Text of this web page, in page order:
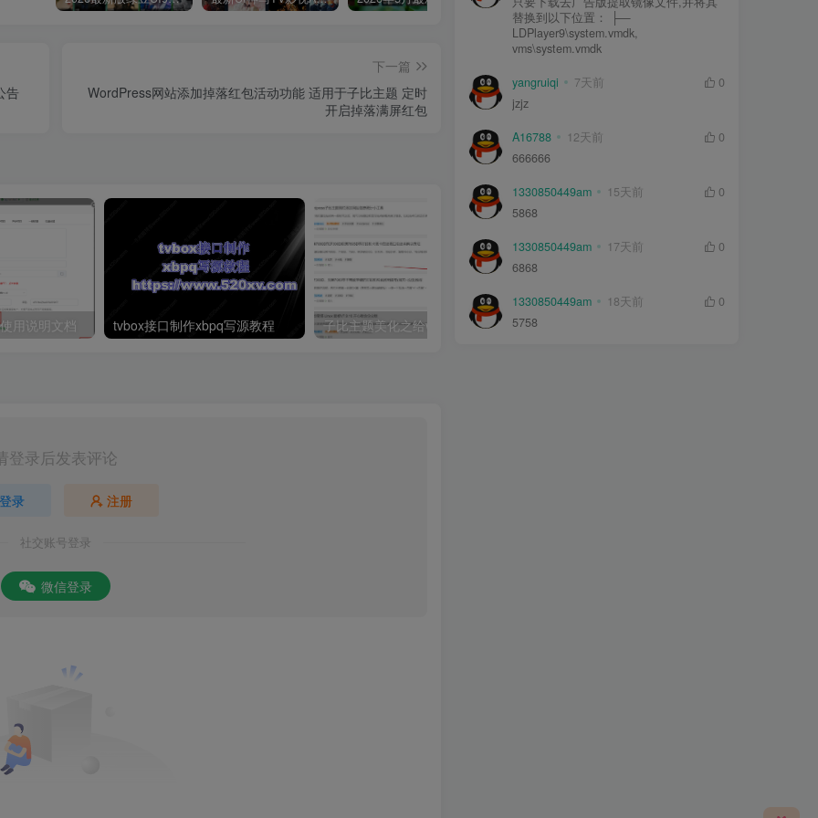
告
下一篇
WordPress网站添加掉落红包活动功能 适用于子比主题 定时
开启掉落满屏红包
用说明文档 tvbox接口制作xbpq写源教程 子比主题美化之给wordpress侧边栏添加百度一下协助SEO优化
登录后发表评论
登录 注册
社交账号登录
微信登录
替换到以下位置： ├—
LDPlayer9\system.vmdk,
vms\system.vmdk
yangruiqi 7天前
0
jzjz
A16788 12天前
0
666666
1330850449am 15天前
0
5868
1330850449am 17天前
0
6868
1330850449am 18天前
0
5758